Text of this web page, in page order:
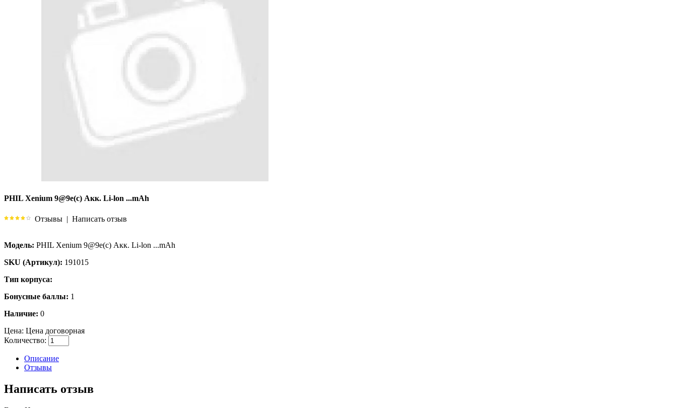
PHIL Xenium 9@9e(c) Акк. Li-lon ...mAh
Отзывы | Написать отзыв
Модель: PHIL Xenium 9@9e(c) Акк. Li-lon ...mAh
SKU (Артикул): 191015
Тип корпуса:
Бонусные баллы: 1
Наличие: 0
Цена: Цена договорная
Количество:
Описание
Отзывы
Написать отзыв